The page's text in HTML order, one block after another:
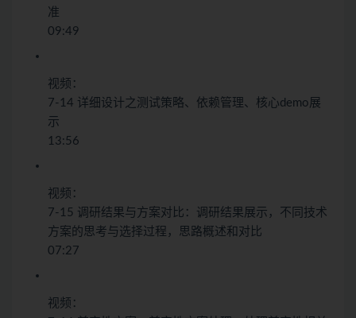
准
09:49
视频：
7-14 详细设计之测试策略、依赖管理、核心demo展
示
13:56
视频：
7-15 调研结果与方案对比：调研结果展示，不同技术
方案的思考与选择过程，思路概述和对比
07:27
视频：